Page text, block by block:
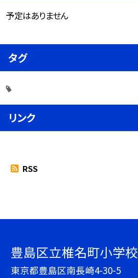
予定はありません
タグ
リンク
RSS
豊島区立椎名町小学校
東京都豊島区南長崎4-30-5